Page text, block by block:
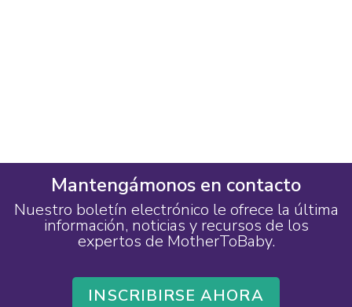
Mantengámonos en contacto
Nuestro boletín electrónico le ofrece la última
información, noticias y recursos de los
expertos de MotherToBaby.
INSCRIBIRSE AHORA